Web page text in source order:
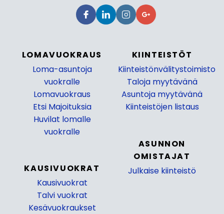
LOMAVUOKRAUS
Loma-asuntoja
vuokralle
Lomavuokraus
Etsi Majoituksia
Huvilat lomalle
vuokralle
KAUSIVUOKRAT
Kausivuokrat
Talvi vuokrat
Kesävuokraukset
KIINTEISTÖT
Kiinteistönvälitystoimisto
Taloja myytävänä
Asuntoja myytävänä
Kiinteistöjen listaus
ASUNNON
OMISTAJAT
Julkaise kiinteistö